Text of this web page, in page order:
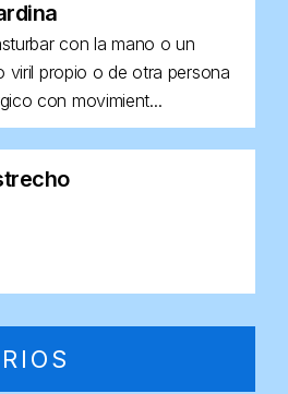
con la mano o un
viril propio o de otra persona
con movimient...